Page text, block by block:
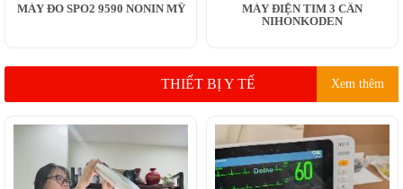
MÁY ĐO SPO2 9590 NONIN MỸ
MÁY ĐIỆN TIM 3 CẦN
NIHONKODEN
THIẾT BỊ Y TẾ Xem thêm